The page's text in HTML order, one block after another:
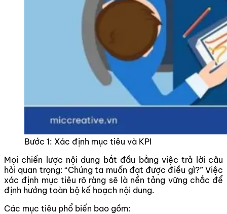
Bước 1: Xác định mục tiêu và KPI
Mọi chiến lược nội dung bắt đầu bằng việc trả lời câu
hỏi quan trọng: “Chúng ta muốn đạt được điều gì?” Việc
xác định mục tiêu rõ ràng sẽ là nền tảng vững chắc để
định hướng toàn bộ kế hoạch nội dung.
Các mục tiêu phổ biến bao gồm: